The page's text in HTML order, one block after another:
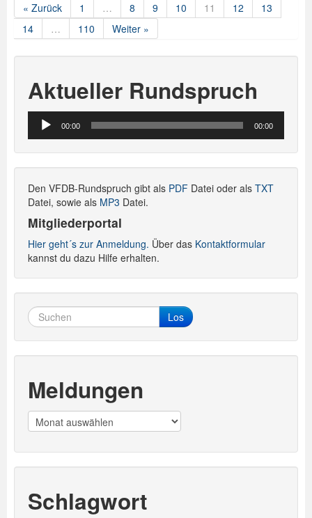
« Zurück 1 … 8 9 10 11 12
13
14
… 110 Weiter »
Aktueller Rundspruch
Audio-
Player
00:00 00:00
Den VFDB-Rundspruch gibt als PDF Datei oder als TXT
Datei, sowie als MP3 Datei.
Mitgliederportal
Hier geht´s zur Anmeldung. Über das Kontaktformular
kannst du dazu Hilfe erhalten.
Los
Meldungen
Meldungen
Schlagwort